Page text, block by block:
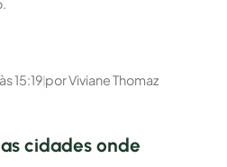
às15:19porViviane Thomaz
cidades onde